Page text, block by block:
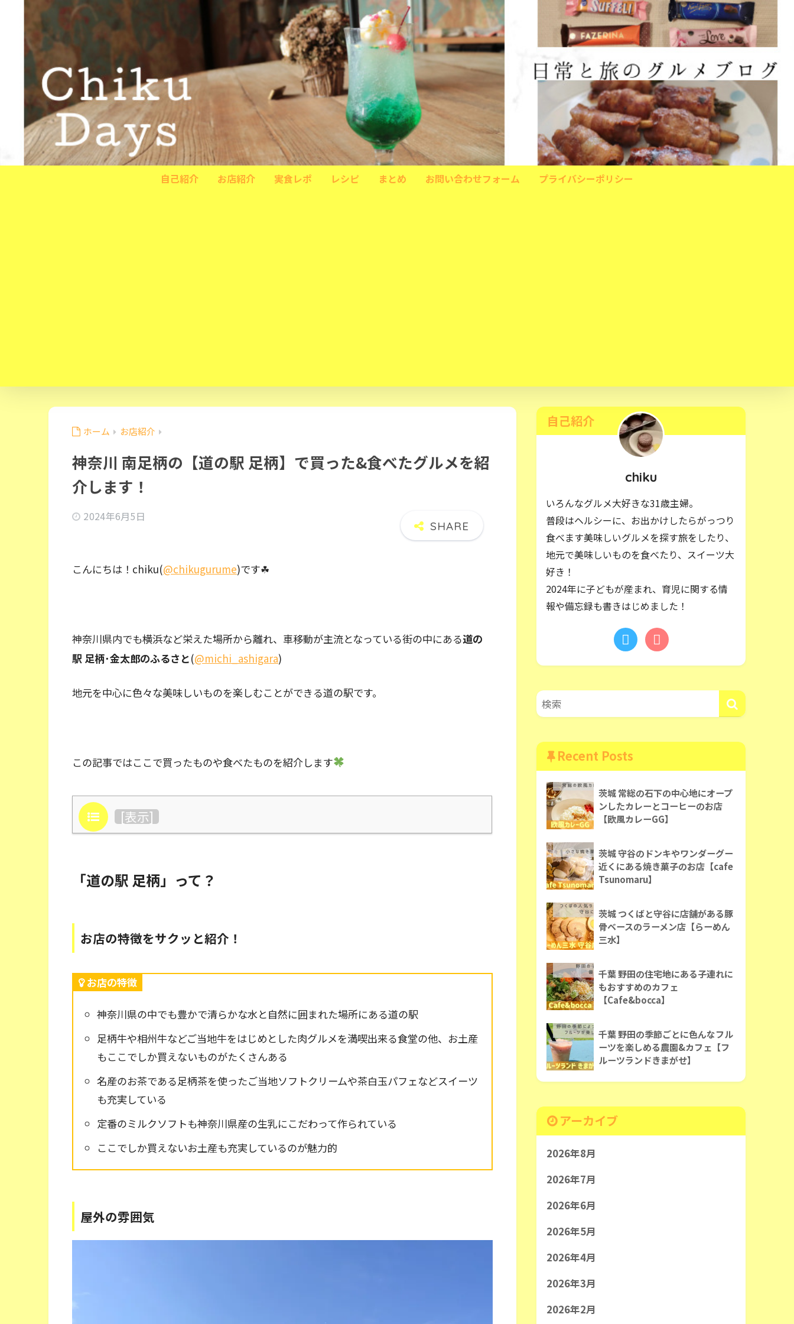
自己紹介 お店紹介 実食レポ レシピ まとめ お問い合わせフォーム プライバシーポリシー
ホーム お店紹介
神奈川 南足柄の【道の駅 足柄】で買った&食べたグルメを紹
介します！
2024年6月5日
こんにちは！chiku(@chikugurume)です☘
神奈川県内でも横浜など栄えた場所から離れ、車移動が主流となっている街の中にある道の
駅 足柄･金太郎のふるさと(@michi_ashigara)
地元を中心に色々な美味しいものを楽しむことができる道の駅です。
この記事ではここで買ったものや食べたものを紹介します
目次 [表示]
「道の駅 足柄」って？
お店の特徴をサクッと紹介！
お店の特徴
神奈川県の中でも豊かで清らかな水と自然に囲まれた場所にある道の駅
足柄牛や相州牛などご当地牛をはじめとした肉グルメを満喫出来る食堂の他、お土産
もここでしか買えないものがたくさんある
名産のお茶である足柄茶を使ったご当地ソフトクリームや茶白玉パフェなどスイーツ
も充実している
定番のミルクソフトも神奈川県産の生乳にこだわって作られている
ここでしか買えないお土産も充実しているのが魅力的
屋外の雰囲気
自己紹介
chiku
いろんなグルメ大好きな31歳主婦。
普段はヘルシーに、お出かけしたらがっつり
食べます美味しいグルメを探す旅をしたり、
地元で美味しいものを食べたり、スイーツ大
好き！
2024年に子どもが産まれ、育児に関する情
報や備忘録も書きはじめました！
Recent Posts
茨城 常総の石下の中心地にオープ
ンしたカレーとコーヒーのお店
【欧風カレーGG】
茨城 守谷のドンキやワンダーグー
近くにある焼き菓子のお店【cafe
Tsunomaru】
茨城 つくばと守谷に店舗がある豚
骨ベースのラーメン店【らーめん
三水】
千葉 野田の住宅地にある子連れに
もおすすめのカフェ
【Cafe&bocca】
千葉 野田の季節ごとに色んなフル
ーツを楽しめる農園&カフェ【フ
ルーツランドきまがせ】
アーカイブ
2026年8月
2026年7月
2026年6月
2026年5月
2026年4月
2026年3月
2026年2月